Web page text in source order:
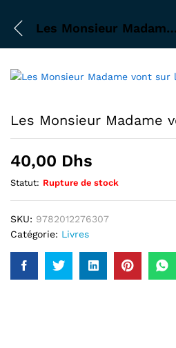
Les Monsieur Madame vont sur la lune
Les Monsieur Madame
40,00 Dhs
Statut: Rupture de stock
SKU: 9782012276307
Catégorie: Livres